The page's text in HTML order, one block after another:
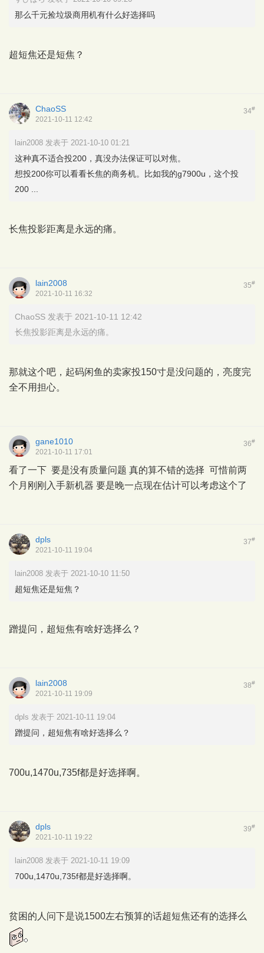
那么千元捡垃圾商用机有什么好选择吗
超短焦还是短焦？
34#
ChaoSS
2021-10-11 12:42
lain2008 发表于 2021-10-10 01:21
这种真不适合投200，真没办法保证可以对焦。
想投200你可以看看长焦的商务机。比如我的g7900u，这个投
200 ...
长焦投影距离是永远的痛。
35#
lain2008
2021-10-11 16:32
ChaoSS 发表于 2021-10-11 12:42
长焦投影距离是永远的痛。
那就这个吧，起码闲鱼的卖家投150寸是没问题的，亮度完
全不用担心。
36#
gane1010
2021-10-11 17:01
看了一下 要是没有质量问题 真的算不错的选择 可惜前两
个月刚刚入手新机器 要是晚一点现在估计可以考虑这个了
37#
dpls
2021-10-11 19:04
lain2008 发表于 2021-10-10 11:50
超短焦还是短焦？
蹭提问，超短焦有啥好选择么？
38#
lain2008
2021-10-11 19:09
dpls 发表于 2021-10-11 19:04
蹭提问，超短焦有啥好选择么？
700u,1470u,735f都是好选择啊。
39#
dpls
2021-10-11 19:22
lain2008 发表于 2021-10-11 19:09
700u,1470u,735f都是好选择啊。
贫困的人问下是说1500左右预算的话超短焦还有的选择么